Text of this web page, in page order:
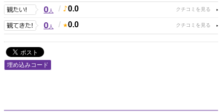
0人 / 0.0
0人 / 0.0
埋め込みコード